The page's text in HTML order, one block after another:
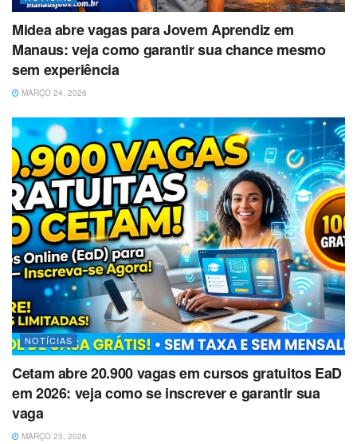
Midea abre vagas para Jovem Aprendiz em
Manaus: veja como garantir sua chance mesmo
sem experiência
MARÇO 24, 2026
NOTÍCIAS
Cetam abre 20.900 vagas em cursos gratuitos EaD
em 2026: veja como se inscrever e garantir sua
vaga
MARÇO 23, 2026